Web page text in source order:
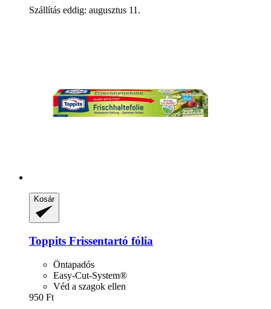
Szállítás eddig: augusztus 11.
Kosár
Toppits Frissentartó fólia
Öntapadós
Easy-Cut-System®
Véd a szagok ellen
950 Ft